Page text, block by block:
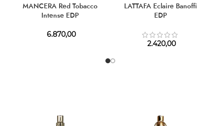
MANCERA Red Tobacco
Intense EDP
6.870,00
LATTAFA Eclaire Banoffi
EDP
2.420,00